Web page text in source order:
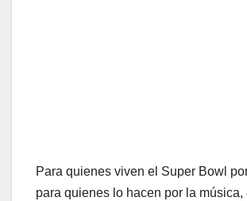
Para quienes viven el Super Bowl
para quienes lo hacen por la música,